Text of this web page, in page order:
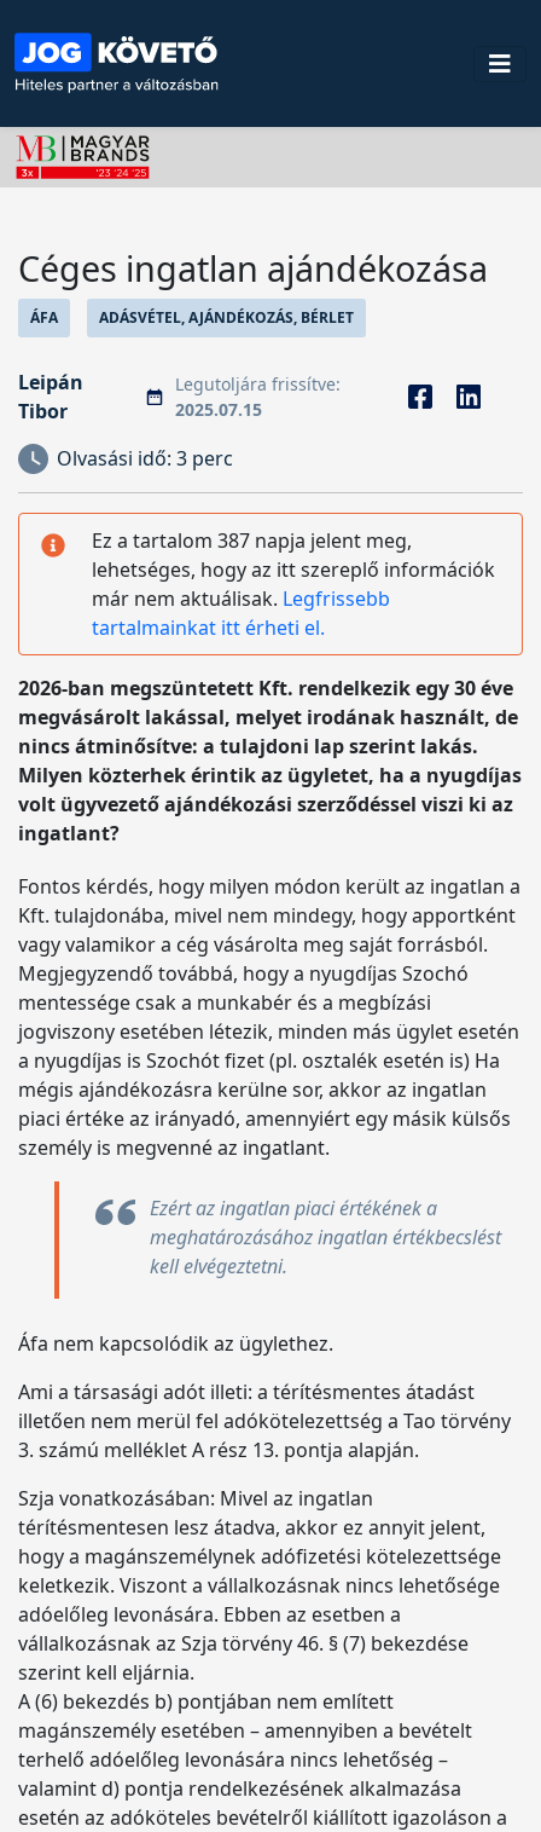
Céges ingatlan ajándékozása
ÁFA ADÁSVÉTEL, AJÁNDÉKOZÁS, BÉRLET
Leipán
Tibor
Legutoljára frissítve:
2025.07.15
Olvasási idő: 3 perc
Ez a tartalom 387 napja jelent meg,
lehetséges, hogy az itt szereplő információk
már nem aktuálisak. Legfrissebb
tartalmainkat itt érheti el.
2026-ban megszüntetett Kft. rendelkezik egy 30 éve
megvásárolt lakással, melyet irodának használt, de
nincs átminősítve: a tulajdoni lap szerint lakás.
Milyen közterhek érintik az ügyletet, ha a nyugdíjas
volt ügyvezető ajándékozási szerződéssel viszi ki az
ingatlant?
Fontos kérdés, hogy milyen módon került az ingatlan a
Kft. tulajdonába, mivel nem mindegy, hogy apportként
vagy valamikor a cég vásárolta meg saját forrásból.
Megjegyzendő továbbá, hogy a nyugdíjas Szochó
mentessége csak a munkabér és a megbízási
jogviszony esetében létezik, minden más ügylet esetén
a nyugdíjas is Szochót fizet (pl. osztalék esetén is) Ha
mégis ajándékozásra kerülne sor, akkor az ingatlan
piaci értéke az irányadó, amennyiért egy másik külsős
személy is megvenné az ingatlant.
Ezért az ingatlan piaci értékének a
meghatározásához ingatlan értékbecslést
kell elvégeztetni.
Áfa nem kapcsolódik az ügylethez.
Ami a társasági adót illeti: a térítésmentes átadást
illetően nem merül fel adókötelezettség a Tao törvény
3. számú melléklet A rész 13. pontja alapján.
Szja vonatkozásában: Mivel az ingatlan
térítésmentesen lesz átadva, akkor ez annyit jelent,
hogy a magánszemélynek adófizetési kötelezettsége
keletkezik. Viszont a vállalkozásnak nincs lehetősége
adóelőleg levonására. Ebben az esetben a
vállalkozásnak az Szja törvény 46. § (7) bekezdése
szerint kell eljárnia.
A (6) bekezdés b) pontjában nem említett
magánszemély esetében – amennyiben a bevételt
terhelő adóelőleg levonására nincs lehetőség –
valamint d) pontja rendelkezésének alkalmazása
esetén az adóköteles bevételről kiállított igazoláson a